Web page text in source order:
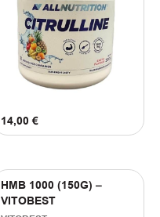
14,00 €
HMB 1000 (150G) –
VITOBEST